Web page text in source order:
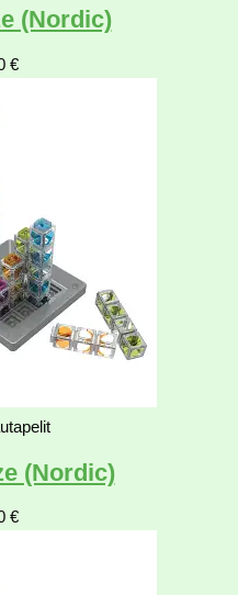
(Nordic)
€
(Nordic)
€